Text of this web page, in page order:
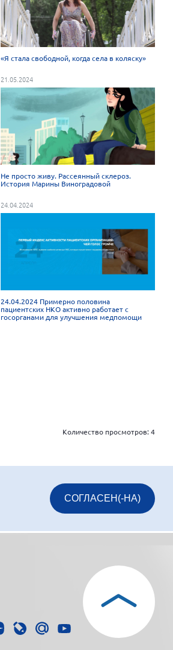
«Я стала свободной, когда села в коляску»
21.05.2024
Не просто живу. Рассеянный склероз.
История Марины Виноградовой
24.04.2024
24.04.2024 Примерно половина
пациентских НКО активно работает с
госорганами для улучшения медпомощи
Количество просмотров:4
СОГЛАСЕН(-НА)